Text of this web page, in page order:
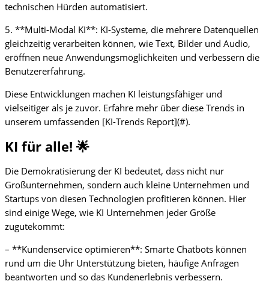
technischen Hürden automatisiert.
5. **Multi-Modal KI**: KI-Systeme, die mehrere Datenquellen
gleichzeitig verarbeiten können, wie Text, Bilder und Audio,
eröffnen neue Anwendungsmöglichkeiten und verbessern die
Benutzererfahrung.
Diese Entwicklungen machen KI leistungsfähiger und
vielseitiger als je zuvor. Erfahre mehr über diese Trends in
unserem umfassenden [KI-Trends Report](#).
KI für alle! 🌟
Die Demokratisierung der KI bedeutet, dass nicht nur
Großunternehmen, sondern auch kleine Unternehmen und
Startups von diesen Technologien profitieren können. Hier
sind einige Wege, wie KI Unternehmen jeder Größe
zugutekommt:
– **Kundenservice optimieren**: Smarte Chatbots können
rund um die Uhr Unterstützung bieten, häufige Anfragen
beantworten und so das Kundenerlebnis verbessern.